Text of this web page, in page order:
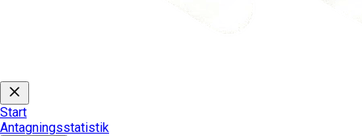
Start
Antagningsstatistik